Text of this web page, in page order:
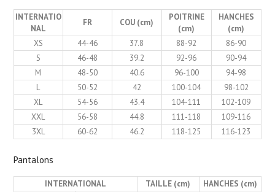
INTERNATIO
NAL
FR COU (cm)
POITRINE
(cm)
HANCHES
(cm)
XS
44-46 37.8 88-92
86-90
S
46-48 39.2 92-96
90-94
M
48-50 40.6 96-100
94-98
L
50-52 42 100-104
98-102
XL
54-56 43.4 104-111
102-109
XXL
56-58 44.8 111-118
109-116
3XL
60-62 46.2 118-125 116-123
Pantalons
INTERNATIONAL TAILLE (cm)
HANCHES (cm)